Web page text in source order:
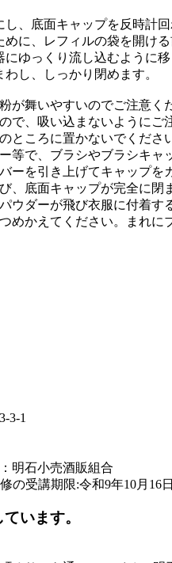
し、底面キャップを反時計
めに、レフィルの袋を開け
にゆっくり流し込むよう
し、しっかり閉めます。
舞いやすいのでご注意く
、吸い込まないようにご
ころに置かないでくださ
で、ブラシやブラシキャ
を引き上げてキャップを
底面キャップが完全に閉
ダーが飛び衣服に付着す
かえてください。まれに
3-1
明石小売酒販組合
の受講期限:令和9年10月16
います。